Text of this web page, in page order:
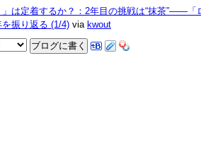
は定着するか？：2年目の挑戦は“抹茶”——「
振り返る (1/4) via kwout